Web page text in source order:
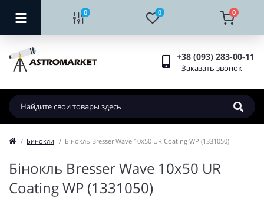
0 0 0
+38 (093) 283-00-11
Заказать звонок
Бинокли Бінокль Bresser Wave 10x50 UR Coating WP (1331050)
Бінокль Bresser Wave 10x50 UR
Coating WP (1331050)